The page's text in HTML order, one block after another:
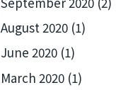
August 2020(1)
June 2020(1)
March 2020(1)